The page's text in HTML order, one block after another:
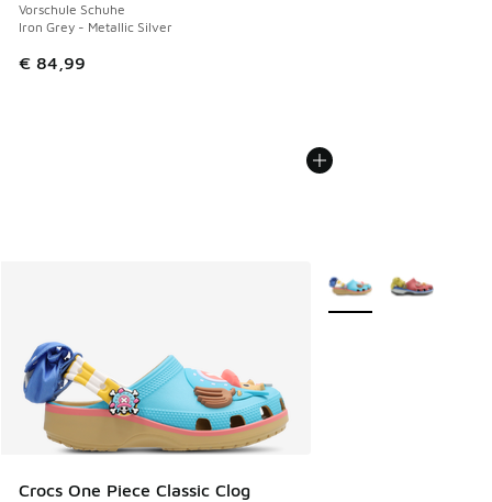
Vorschule Schuhe
Iron Grey - Metallic Silver
€ 84,99
Crocs One Piece Classic Clog
Weitere Farben